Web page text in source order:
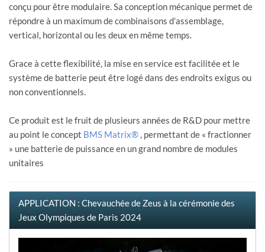
conçu pour être modulaire. Sa conception mécanique permet de
répondre à un maximum de combinaisons d’assemblage,
vertical, horizontal ou les deux en même temps.
Grace à cette flexibilité, la mise en service est facilitée et le
système de batterie peut être logé dans des endroits exigus ou
non conventionnels.
Ce produit est le fruit de plusieurs années de R&D pour mettre
au point le concept BMS Matrix® , permettant de « fractionner
» une batterie de puissance en un grand nombre de modules
unitaires
APPLICATION : Chevauchée de Zeus à la cérémonie des
Jeux Olympiques de Paris 2024